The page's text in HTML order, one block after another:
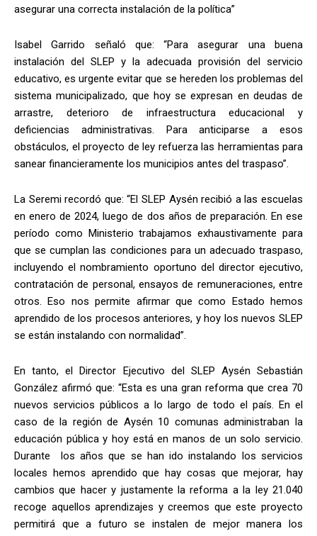
asegurar una correcta instalación de la política”
Isabel Garrido señaló que: “Para asegurar una buena
instalación del SLEP y la adecuada provisión del servicio
educativo, es urgente evitar que se hereden los problemas del
sistema municipalizado, que hoy se expresan en deudas de
arrastre, deterioro de infraestructura educacional y
deficiencias administrativas. Para anticiparse a esos
obstáculos, el proyecto de ley refuerza las herramientas para
sanear financieramente los municipios antes del traspaso”.
La Seremi recordó que: “El SLEP Aysén recibió a las escuelas
en enero de 2024, luego de dos años de preparación. En ese
período como Ministerio trabajamos exhaustivamente para
que se cumplan las condiciones para un adecuado traspaso,
incluyendo el nombramiento oportuno del director ejecutivo,
contratación de personal, ensayos de remuneraciones, entre
otros. Eso nos permite afirmar que como Estado hemos
aprendido de los procesos anteriores, y hoy los nuevos SLEP
se están instalando con normalidad”.
En tanto, el Director Ejecutivo del SLEP Aysén Sebastián
González afirmó que: “Esta es una gran reforma que crea 70
nuevos servicios públicos a lo largo de todo el país. En el
caso de la región de Aysén 10 comunas administraban la
educación pública y hoy está en manos de un solo servicio.
Durante los años que se han ido instalando los servicios
locales hemos aprendido que hay cosas que mejorar, hay
cambios que hacer y justamente la reforma a la ley 21.040
recoge aquellos aprendizajes y creemos que este proyecto
permitirá que a futuro se instalen de mejor manera los